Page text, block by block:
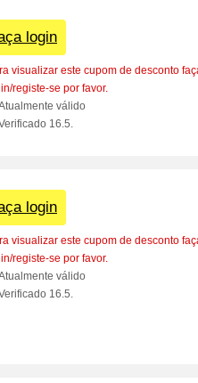
login
visualizar este cupom de desconto
registe-se por favor.
válido
16.5.
login
visualizar este cupom de desconto
registe-se por favor.
válido
16.5.